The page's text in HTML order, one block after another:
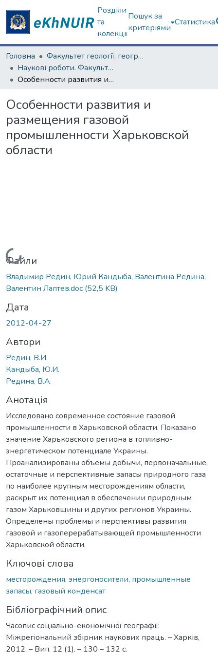
Розділи
та
колекції
Пошук за
критеріями
Статистика
Головна
Факультет геології, географіії, рекреації і туризму
Наукові роботи. Факультет геології, географіії, рекреації і туризму
Особенности развития и размещения газовой промышленности Харьковской области
Особенности развития и
размещения газовой
промышленности Харьковской
области
Вантажиться...
Файли
Владимир Редин, Юрий Кандыба, Валентина Редина,
Валентин Лаптев.doc (52,5 KB)
Дата
2012-04-27
Автори
Редин, В.И.
Кандыба, Ю.И.
Редина, В.А.
Анотація
Исследовано современное состояние газовой
промышленности в Харьковской области. Показано
значение Харьковского региона в топливно-
энергетическом потенциале Украины.
Проанализированы объемы добычи, первоначальные,
остаточные и перспективные запасы природного газа
по наиболее крупным месторождениям области,
раскрыт их потенциал в обеспечении природным
газом Харьковщины и других регионов Украины.
Определены проблемы и перспективы развития
газовой и газоперерабатывающей промышленности
Харьковской области.
Ключові слова
месторождения, энергоносители, промышленные
запасы, газовый конденсат
Бібліографічний опис
Часопис соціально-економічної географії:
Міжрегіональний збірник наукових праць. – Харків,
2012. – Вип. 12 (1). – 130 – 132 с.